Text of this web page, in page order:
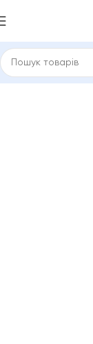
міжзубні йоржики